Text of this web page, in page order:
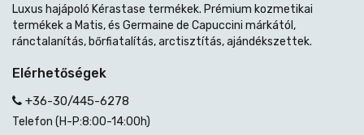
Luxus hajápoló Kérastase termékek. Prémium kozmetikai
termékek a Matis, és Germaine de Capuccini márkától,
ránctalanítás, bőrfiatalítás, arctisztítás, ajándékszettek.
Elérhetőségek
+36-30/445-6278
Telefon (H-P:8:00-14:00h)